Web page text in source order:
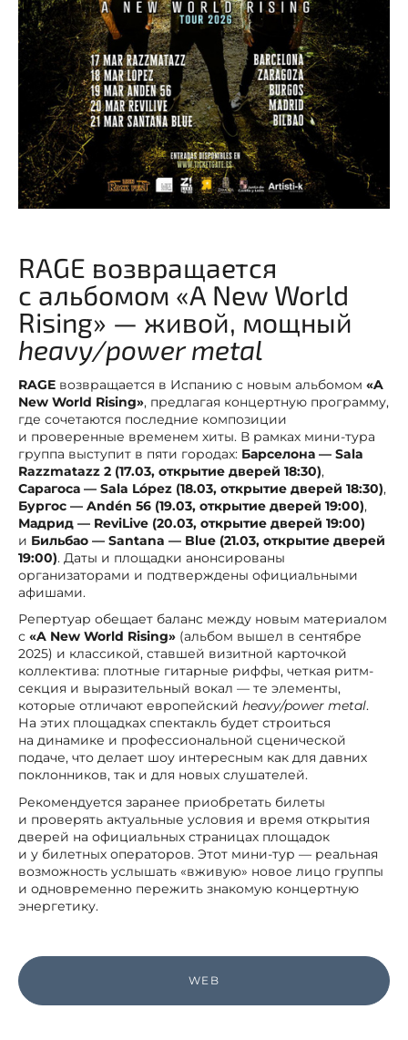
RAGE возвращается
с альбомом «A New World
Rising» — живой, мощный
heavy/power metal
RAGE возвращается в Испанию с новым альбомом «A
New World Rising», предлагая концертную программу,
где сочетаются последние композиции
и проверенные временем хиты. В рамках мини-тура
группа выступит в пяти городах: Барселона — Sala
Razzmatazz 2 (17.03, открытие дверей 18:30),
Сарагоса — Sala López (18.03, открытие дверей 18:30),
Бургос — Andén 56 (19.03, открытие дверей 19:00),
Мадрид — ReviLive (20.03, открытие дверей 19:00)
и Бильбао — Santana — Blue (21.03, открытие дверей
19:00). Даты и площадки анонсированы
организаторами и подтверждены официальными
афишами.
Репертуар обещает баланс между новым материалом
с «A New World Rising» (альбом вышел в сентябре
2025) и классикой, ставшей визитной карточкой
коллектива: плотные гитарные риффы, четкая ритм-
секция и выразительный вокал — те элементы,
которые отличают европейский heavy/power metal.
На этих площадках спектакль будет строиться
на динамике и профессиональной сценической
подаче, что делает шоу интересным как для давних
поклонников, так и для новых слушателей.
Рекомендуется заранее приобретать билеты
и проверять актуальные условия и время открытия
дверей на официальных страницах площадок
и у билетных операторов. Этот мини-тур — реальная
возможность услышать «вживую» новое лицо группы
и одновременно пережить знакомую концертную
энергетику.
WEB